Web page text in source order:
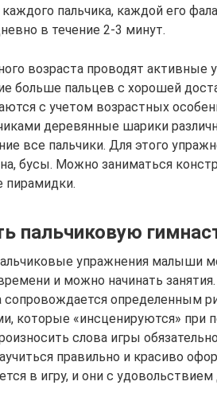
пальчика, каждой его
в течение 2-3 минут.
возраста проводят активные
больше пальцев с хорошей
с учетом возрастных
деревянные шарики
все пальчики. Для этого
бусы. Можно заниматься
пирамидки.
пальчиковую
упражнения малыши
времени и можно начинать
сопровождается определенным
которые «инсценируются» при
слова игры
правильно и красиво
в игру, и они с